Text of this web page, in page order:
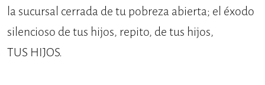
la sucursal cerrada de tu pobreza abierta; el éxodo
silencioso de tus hijos, repito, de tus hijos,
TUS HIJOS.